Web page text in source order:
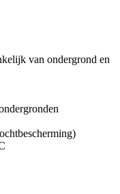
van ondergrond en